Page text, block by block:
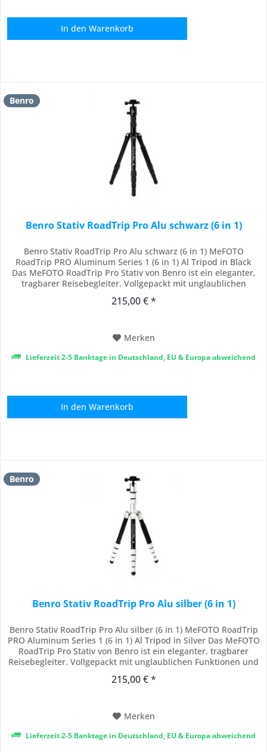
In den Warenkorb
Benro
Benro Stativ RoadTrip Pro Alu schwarz (6 in 1)
Benro Stativ RoadTrip Pro Alu schwarz (6 in 1) MeFOTO
RoadTrip PRO Aluminum Series 1 (6 in 1) Al Tripod in Black
Das MeFOTO RoadTrip Pro Stativ von Benro ist ein eleganter,
tragbarer Reisebegleiter. Vollgepackt mit unglaublichen
alles, was Sie brauchen, wenn Sie unterwegs sind. Mit einem
215,00 € *
Merken
Lieferzeit 2-5 Banktage in Deutschland, EU & Europa abweichend
In den Warenkorb
Benro
Benro Stativ RoadTrip Pro Alu silber (6 in 1)
Benro Stativ RoadTrip Pro Alu silber (6 in 1) MeFOTO RoadTrip
PRO Aluminum Series 1 (6 in 1) Al Tripod in Silver Das MeFOTO
RoadTrip Pro Stativ von Benro ist ein eleganter, tragbarer
Reisebegleiter. Vollgepackt mit unglaublichen Funktionen und
brauchen, wenn Sie unterwegs sind. Mit einem Gewicht von
215,00 € *
Merken
Lieferzeit 2-5 Banktage in Deutschland, EU & Europa abweichend